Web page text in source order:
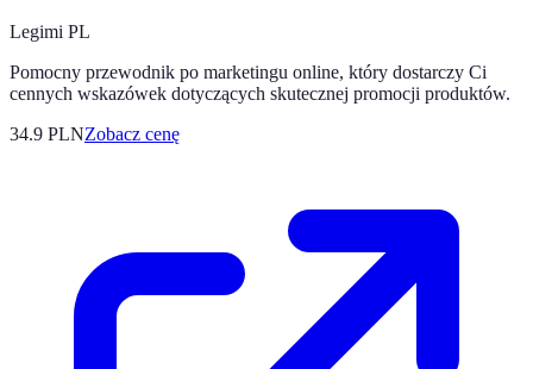
Legimi PL
Pomocny przewodnik po marketingu online, który dostarczy Ci
cennych wskazówek dotyczących skutecznej promocji produktów.
34.9 PLNZobacz cenę